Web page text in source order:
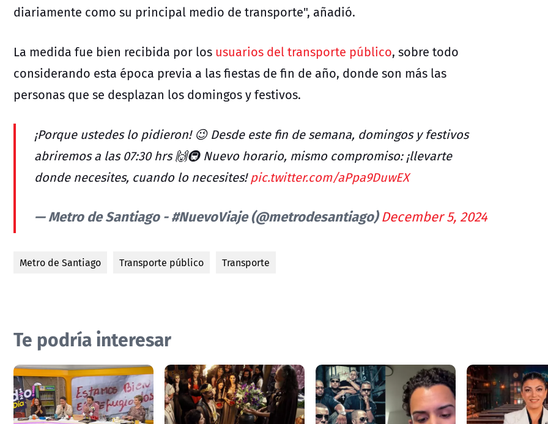
diariamente como su principal medio de transporte", añadió.
La medida fue bien recibida por los usuarios del transporte público, sobre todo
considerando esta época previa a las fiestas de fin de año, donde son más las
personas que se desplazan los domingos y festivos.
¡Porque ustedes lo pidieron! 😉 Desde este fin de semana, domingos y festivos
abriremos a las 07:30 hrs 🙌🚇 Nuevo horario, mismo compromiso: ¡llevarte
donde necesites, cuando lo necesites!pic.twitter.com/aPpa9DuwEX
— Metro de Santiago - #NuevoViaje (@metrodesantiago)December 5, 2024
Metro de Santiago Transporte público Transporte
Te podría interesar